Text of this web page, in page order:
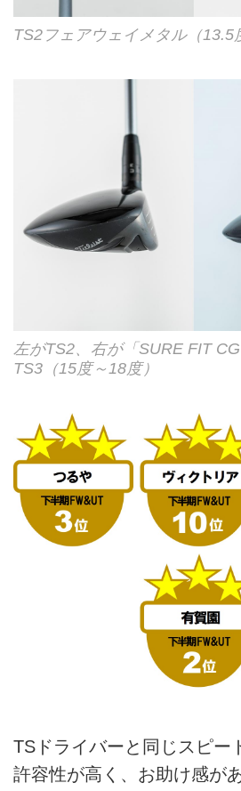
TS2フェアウェイメタル（13.5
左がTS2、右が「SURE FIT
TS3（15度～18度）
TSドライバーと同じスピー
許容性が高く、お助け感が